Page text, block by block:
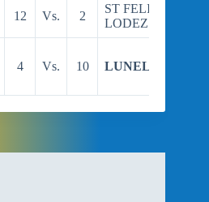
12 Vs. 2
ST FELIX
LODEZ 2
4 Vs. 10 LUNEL TT 3